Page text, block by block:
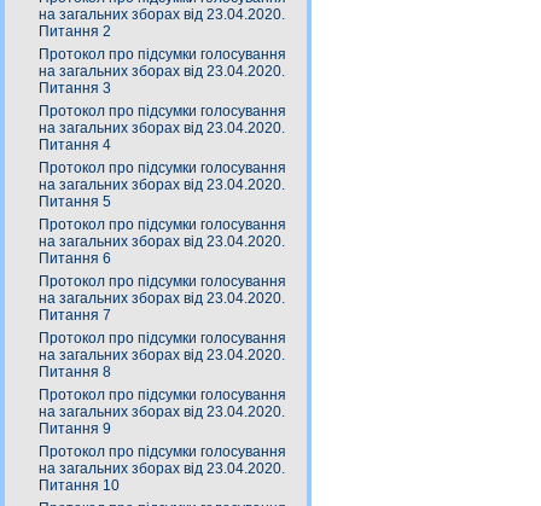
на загальних зборах від 23.04.2020.
Питання 2
Протокол про підсумки голосування
на загальних зборах від 23.04.2020.
Питання 3
Протокол про підсумки голосування
на загальних зборах від 23.04.2020.
Питання 4
Протокол про підсумки голосування
на загальних зборах від 23.04.2020.
Питання 5
Протокол про підсумки голосування
на загальних зборах від 23.04.2020.
Питання 6
Протокол про підсумки голосування
на загальних зборах від 23.04.2020.
Питання 7
Протокол про підсумки голосування
на загальних зборах від 23.04.2020.
Питання 8
Протокол про підсумки голосування
на загальних зборах від 23.04.2020.
Питання 9
Протокол про підсумки голосування
на загальних зборах від 23.04.2020.
Питання 10